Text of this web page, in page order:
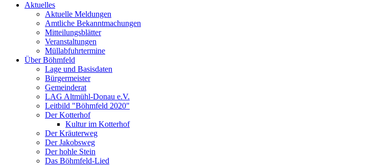
Aktuelles
Aktuelle Meldungen
Amtliche Bekanntmachungen
Mitteilungsblätter
Veranstaltungen
Müllabfuhrtermine
Über Böhmfeld
Lage und Basisdaten
Bürgermeister
Gemeinderat
LAG Altmühl-Donau e.V.
Leitbild "Böhmfeld 2020"
Der Kotterhof
Kultur im Kotterhof
Der Kräuterweg
Der Jakobsweg
Der hohle Stein
Das Böhmfeld-Lied